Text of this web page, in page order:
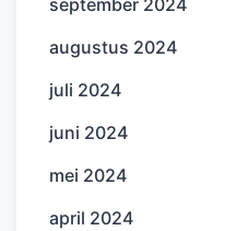
september 2024
augustus 2024
juli 2024
juni 2024
mei 2024
april 2024